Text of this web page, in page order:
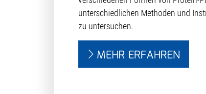
unterschiedlichen Methoden und
zu untersuchen.
MEHR ERFAHREN